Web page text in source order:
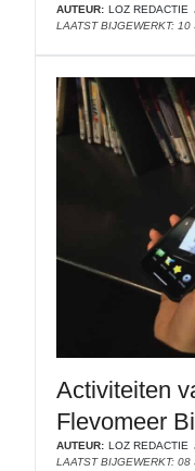
AUTEUR: LOZ REDACTIE
LAATST BIJGEWERKT:
Activiteiten
Flevomeer
AUTEUR: LOZ REDACTIE
LAATST BIJGEWERKT: